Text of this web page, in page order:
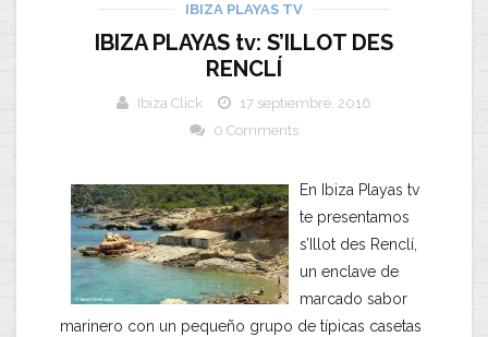
IBIZA PLAYAS TV
IBIZA PLAYAS tv: S’ILLOT DES
RENCLÍ
Ibiza Click
17 septiembre, 2016
0 Comments
En Ibiza Playas tv
te presentamos
s’Illot des Renclí,
un enclave de
marcado sabor
marinero con un pequeño grupo de típicas casetas